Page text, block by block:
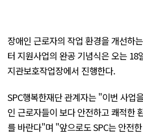
장애인 근로자의 작업 환경을 개선하
터 지원사업의 완공 기념식은 오는 18
지관보호작업장에서 진행한다.
SPC행복한재단 관계자는 "이번 사업
인 근로자들이 보다 안전하고 쾌적한
를 바란다"며 "앞으로도 SPC는 안전